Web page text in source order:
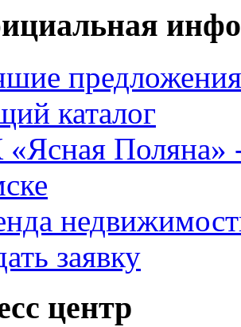
предложения
каталог
Поляна»
заявку
центр